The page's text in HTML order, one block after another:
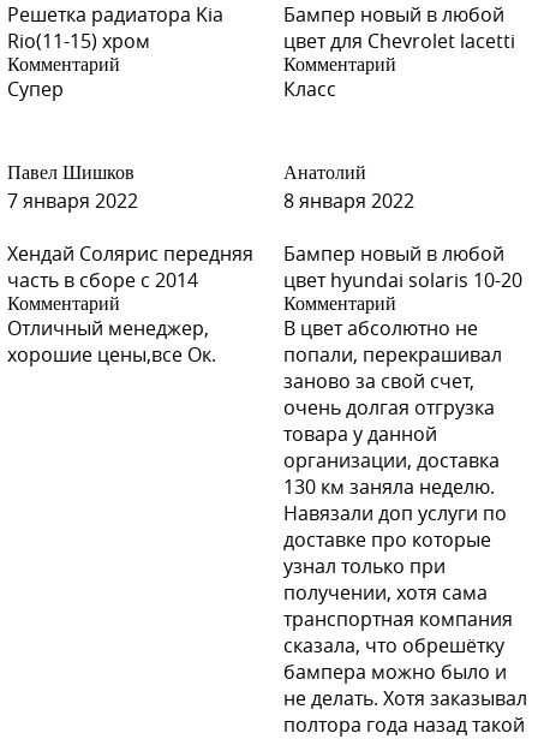
U17 - Titanium Grey
U17 - Titanium Grey
A31 - Cool Silver
Решетка радиатора Kia
Rio(11-15) хром
Комментарий
Супер
Бампер новый в любой
цвет для Chevrolet lacetti
Комментарий
Класс
Павел Шишков
7 января 2022
Хендай Солярис передняя
часть в сборе с 2014
Комментарий
Отличный менеджер,
хорошие цены,все Ок.
Анатолий
8 января 2022
Бампер новый в любой
цвет hyundai solaris 10-20
Комментарий
В цвет абсолютно не
попали, перекрашивал
заново за свой счет,
очень долгая отгрузка
товара у данной
организации, доставка
130 км заняла неделю.
Навязали доп услуги по
доставке про которые
узнал только при
получении, хотя сама
транспортная компания
сказала, что обрешётку
бампера можно было и
не делать. Хотя заказывал
полтора года назад такой